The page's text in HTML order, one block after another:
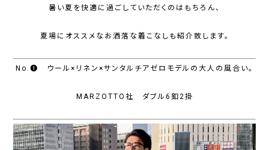
暑い夏を快適に過ごしていただくのはもちろん、
夏場にオススメなお洒落な着こなしも紹介致します。
No.❶ ウール×リネン×サンタルチアゼロモデルの大人の風合い。
MARZOTTO社 ダブル6釦2掛